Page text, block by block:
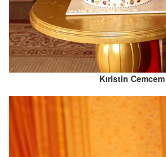
Kıristin Cemcem